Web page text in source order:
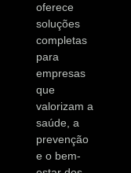
oferece
soluções
completas
para
empresas
que
valorizam a
saúde, a
prevenção
e o bem-